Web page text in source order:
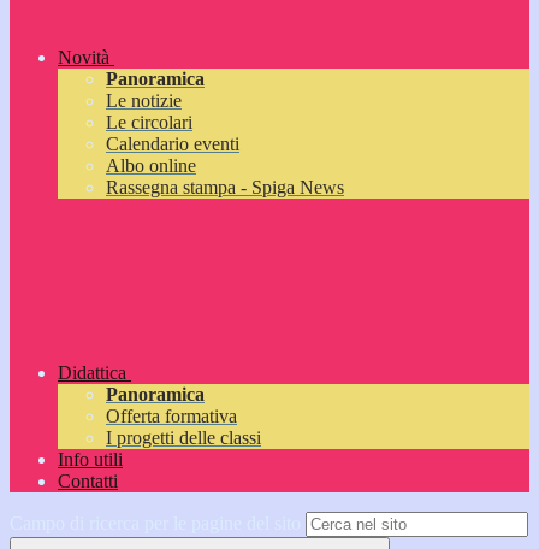
Novità
Panoramica
Le notizie
Le circolari
Calendario eventi
Albo online
Rassegna stampa - Spiga News
Didattica
Panoramica
Offerta formativa
I progetti delle classi
Info utili
Contatti